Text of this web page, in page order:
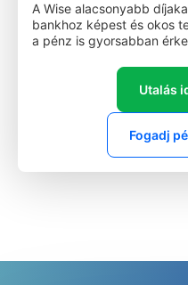
A Wise alacsonyabb
bankhoz képest és okos
a pénz is gyorsabban
Utalás
Fogadj